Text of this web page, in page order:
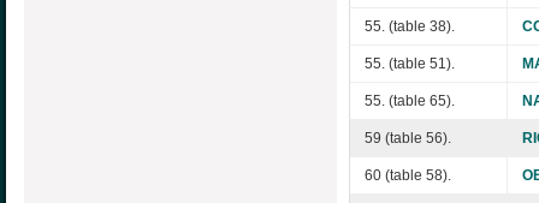
55. (table 38).
55. (table 51).
55. (table 65).
59 (table 56).
60 (table 58).